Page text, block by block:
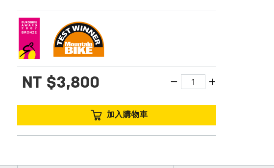
NT $3,800
加入購物車